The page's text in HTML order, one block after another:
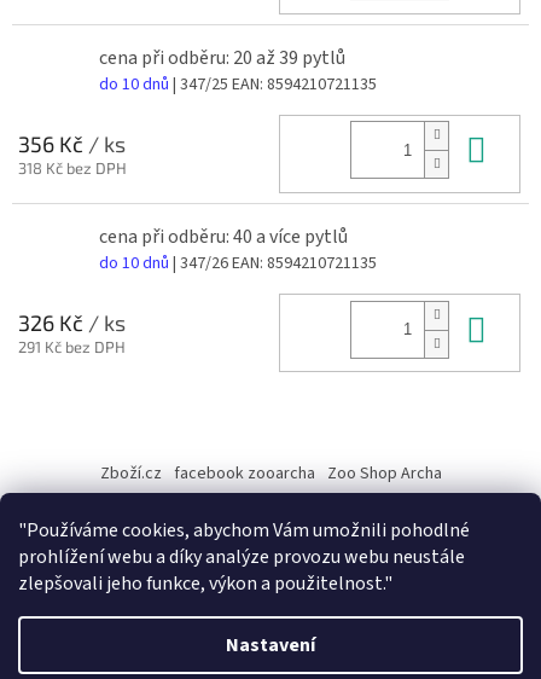
"Používáme cookies, abychom Vám umožnili pohodlné
prohlížení webu a díky analýze provozu webu neustále
zlepšovali jeho funkce, výkon a použitelnost."
Nastavení
cena při odběru: 20 až 39 pytlů
do 10 dnů | 347/25 EAN: 8594210721135
356 Kč / ks
318 Kč bez DPH
cena při odběru: 40 a více pytlů
do 10 dnů | 347/26EAN: 8594210721135
326 Kč / ks
291 Kč bez DPH
p
Zboží.cz facebook zooarcha Zoo Shop Archa
KRMIVA ENERGYS pro koně - GRANULE